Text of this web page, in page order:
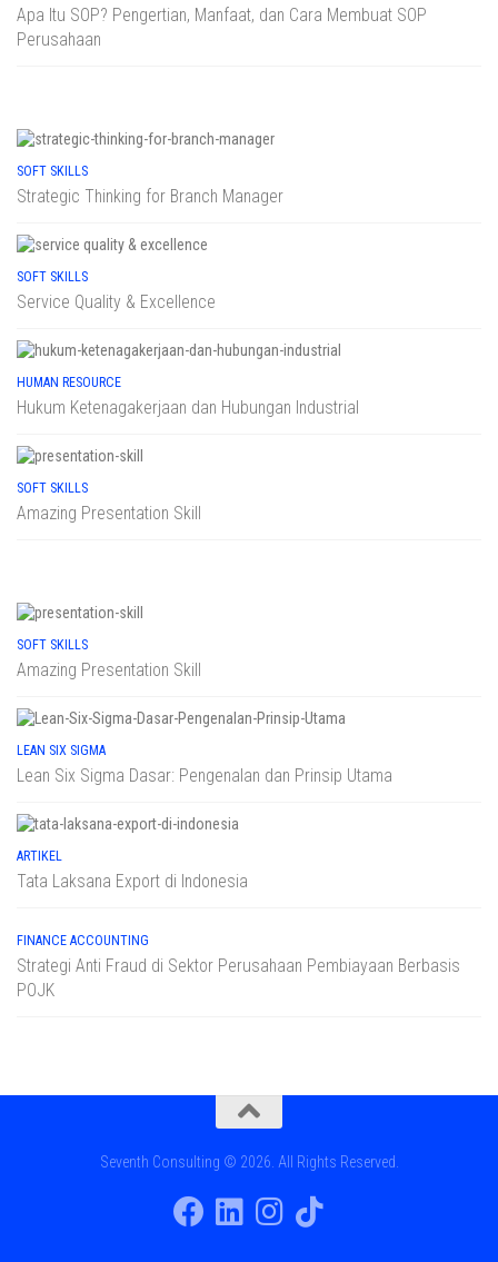
Apa Itu SOP? Pengertian, Manfaat, dan Cara Membuat SOP
Perusahaan
SOFT SKILLS
Strategic Thinking for Branch Manager
SOFT SKILLS
Service Quality & Excellence
HUMAN RESOURCE
Hukum Ketenagakerjaan dan Hubungan Industrial
SOFT SKILLS
Amazing Presentation Skill
SOFT SKILLS
Amazing Presentation Skill
LEAN SIX SIGMA
Lean Six Sigma Dasar: Pengenalan dan Prinsip Utama
ARTIKEL
Tata Laksana Export di Indonesia
FINANCE ACCOUNTING
Strategi Anti Fraud di Sektor Perusahaan Pembiayaan Berbasis
POJK
Seventh Consulting © 2026. All Rights Reserved.